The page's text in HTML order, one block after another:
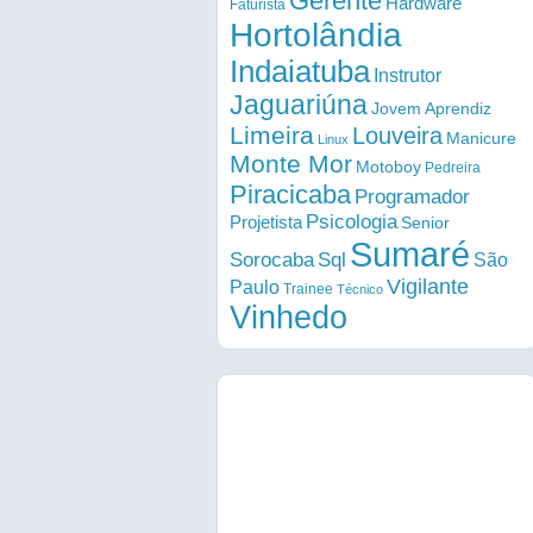
Faturista
Hortolândia
Indaiatuba Instrutor
Jaguariúna Jovem Aprendiz
Limeira Linux Louveira Manicure
Monte Mor Motoboy Pedreira
Piracicaba Programador
Projetista PsicologiaSenior
Sorocaba Sql Sumaré São
Paulo Trainee Técnico Vigilante
Vinhedo